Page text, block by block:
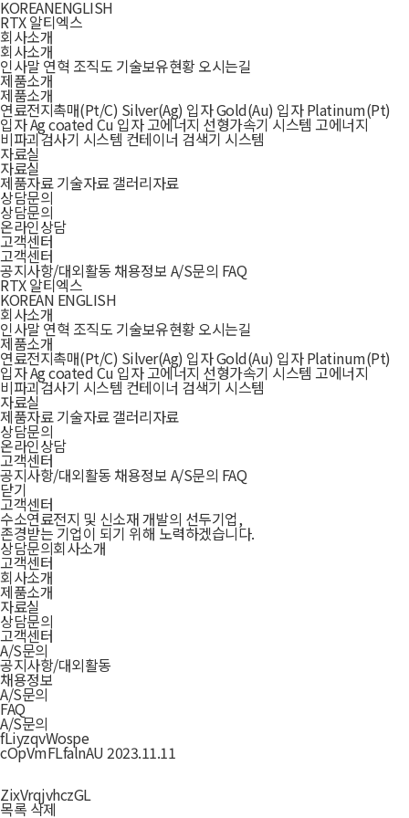
KOREANENGLISH
RTX 알티엑스
회사소개
회사소개
인사말연혁 조직도 기술보유현황오시는길
제품소개
제품소개
연료전지촉매(Pt/C) Silver(Ag) 입자Gold(Au) 입자 Platinum(Pt)
입자Ag coated Cu 입자고에너지 선형가속기 시스템 고에너지
비파괴검사기 시스템컨테이너 검색기 시스템
자료실
자료실
제품자료 기술자료갤러리자료
상담문의
상담문의
온라인상담
고객센터
고객센터
공지사항/대외활동 채용정보 A/S문의 FAQ
RTX 알티엑스
KOREAN ENGLISH
회사소개
인사말연혁 조직도 기술보유현황오시는길
제품소개
연료전지촉매(Pt/C) Silver(Ag) 입자Gold(Au) 입자 Platinum(Pt)
입자Ag coated Cu 입자고에너지 선형가속기 시스템 고에너지
비파괴검사기 시스템컨테이너 검색기 시스템
자료실
제품자료 기술자료갤러리자료
상담문의
온라인상담
고객센터
공지사항/대외활동 채용정보 A/S문의 FAQ
닫기
고객센터
수소연료전지 및 신소재 개발의 선두기업,
존경받는 기업이 되기 위해 노력하겠습니다.
상담문의회사소개
고객센터
회사소개
제품소개
자료실
상담문의
고객센터
A/S문의
공지사항/대외활동
채용정보
A/S문의
FAQ
A/S문의
fLiyzqvWospe
cOpVmFLfalnAU2023.11.11
ZixVrqjvhczGL
목록 삭제